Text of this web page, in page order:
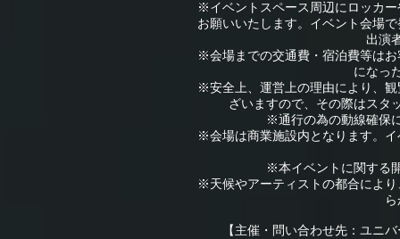
※イベントスペース周辺にロッカ
お願いいたします。イベント会場
出演
※会場までの交通費・宿泊費等は
になっ
※安全上、運営上の理由により、
ざいますので、その際はスタ
※通行の為の動線確保
※会場は商業施設内となります。
※本イベントに関する
※天候やアーティストの都合によ
【主催・問い合わせ先：ユニ